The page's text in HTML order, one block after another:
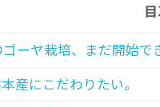
ーヤ栽培、まだ開始で
産にこだわりたい。